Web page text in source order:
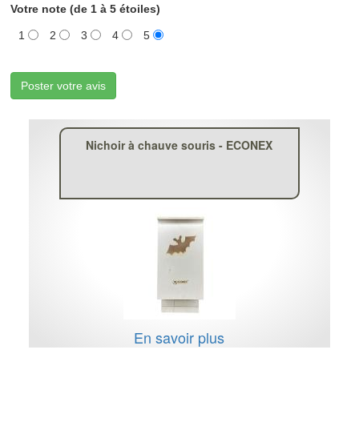
Votre note (de 1 à 5 étoiles)
1 2 3 4 5
Poster votre avis
Nichoir à chauve souris - ECONEX
En savoir plus